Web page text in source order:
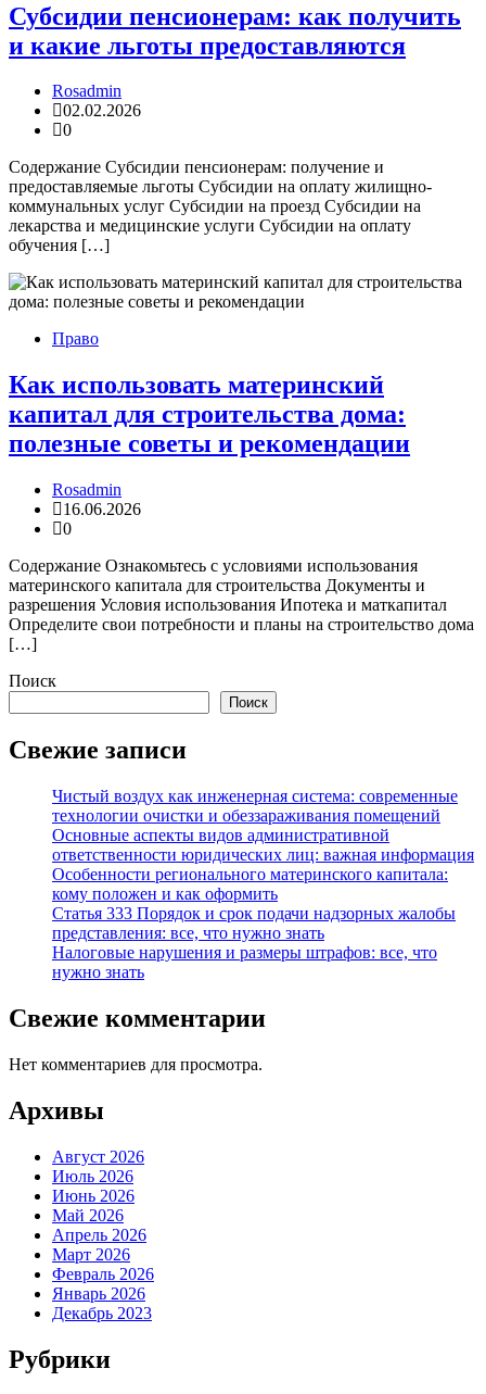
Субсидии пенсионерам: как получить
и какие льготы предоставляются
Rosadmin
02.02.2026
0
Содержание Субсидии пенсионерам: получение и
предоставляемые льготы Субсидии на оплату жилищно-
коммунальных услуг Субсидии на проезд Субсидии на
лекарства и медицинские услуги Субсидии на оплату
обучения […]
Право
Как использовать материнский
капитал для строительства дома:
полезные советы и рекомендации
Rosadmin
16.06.2026
0
Содержание Ознакомьтесь с условиями использования
материнского капитала для строительства Документы и
разрешения Условия использования Ипотека и маткапитал
Определите свои потребности и планы на строительство дома
[…]
Поиск
Поиск
Свежие записи
Чистый воздух как инженерная система: современные
технологии очистки и обеззараживания помещений
Основные аспекты видов административной
ответственности юридических лиц: важная информация
Особенности регионального материнского капитала:
кому положен и как оформить
Статья 333 Порядок и срок подачи надзорных жалобы
представления: все, что нужно знать
Налоговые нарушения и размеры штрафов: все, что
нужно знать
Свежие комментарии
Нет комментариев для просмотра.
Архивы
Август 2026
Июль 2026
Июнь 2026
Май 2026
Апрель 2026
Март 2026
Февраль 2026
Январь 2026
Декабрь 2023
Рубрики